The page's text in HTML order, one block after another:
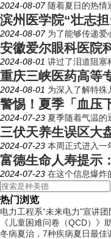
2024-08-07 随着夏日的热情
滨州医学院“壮志
2024-08-07 为了能够传递爱
安徽爱尔眼科医院
2024-08-01 讲过了泪道阻塞
重庆三峡医药高等
2024-08-01 为深入了解特殊
警惕！夏季「血压
2024-07-23 夏季随着气温的
三伏天养生误区大
2024-07-23 本周正式进入一
富德生命人寿提示
2024-07-23 在这个信息爆炸
热门浏览
电力工程系“未来电力”宣讲
《儿童困难问卷（QCD）》
冬病夏治，7种疾病夏日最佳